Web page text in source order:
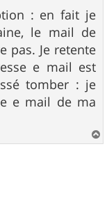
: en fait je
le mail de
pas. Je retente
e mail est
tomber : je
e mail de ma
a